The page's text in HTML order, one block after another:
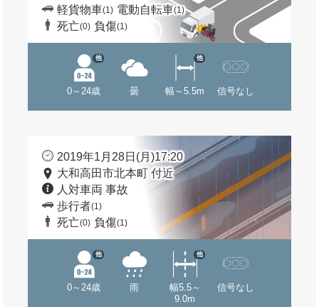
軽貨物車(1) 電動自転車(1)
死亡(0) 負傷(1)
0～24歳
他
曇 幅～5.5m
他
信号なし
2019年1月28日(月)17:20
大和高田市北本町 付近
人対車両 事故
歩行者(1)
死亡(0) 負傷(1)
0～24歳
他
雨
幅5.5～
9.0m
他
信号なし